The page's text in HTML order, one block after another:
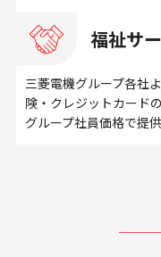
福祉サ
三菱電機グループ各社
険・クレジットカード
グループ社員価格で提供